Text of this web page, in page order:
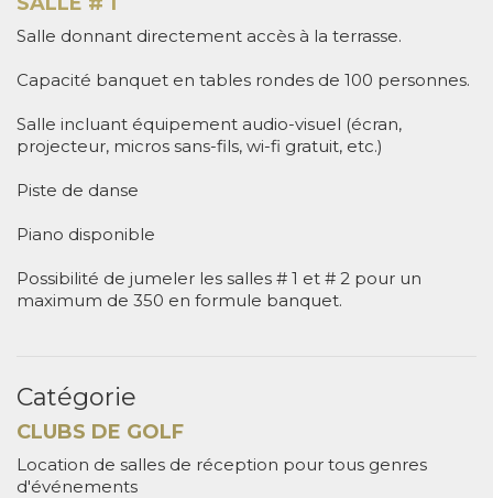
Salle donnant directement accès à la terrasse.
Capacité banquet en tables rondes de 100 personnes.
Salle incluant équipement audio-visuel (écran,
projecteur, micros sans-fils, wi-fi gratuit, etc.)
Piste de danse
Piano disponible
Possibilité de jumeler les salles # 1 et # 2 pour un
maximum de 350 en formule banquet.
Catégorie
CLUBS DE GOLF
Location de salles de réception pour tous genres
d'événements